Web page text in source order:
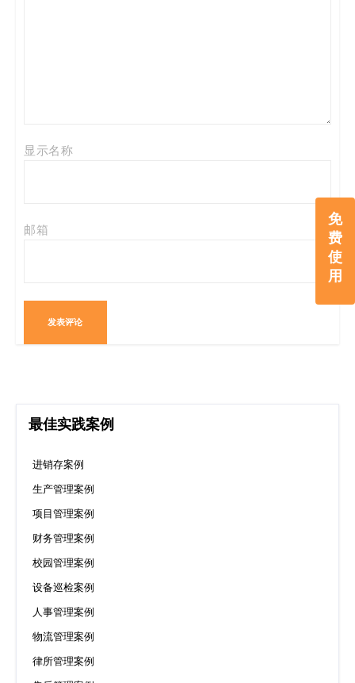
免
费
使
用
显示名称
邮箱
最佳实践案例
进销存案例
生产管理案例
项目管理案例
财务管理案例
校园管理案例
设备巡检案例
人事管理案例
物流管理案例
律所管理案例